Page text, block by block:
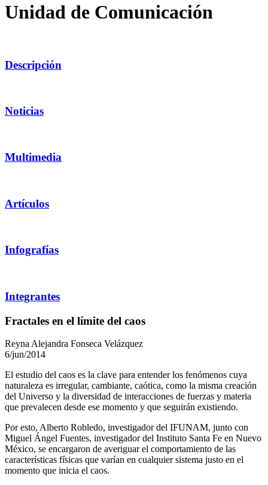
Unidad de Comunicación
Descripción
Noticias
Multimedia
Artículos
Infografías
Integrantes
Fractales en el límite del caos
Reyna Alejandra Fonseca Velázquez
6/jun/2014
El estudio del caos es la clave para entender los fenómenos cuya
naturaleza es irregular, cambiante, caótica, como la misma creación
del Universo y la diversidad de interacciones de fuerzas y materia
que prevalecen desde ese momento y que seguirán existiendo.
Por esto, Alberto Robledo, investigador del IFUNAM, junto con
Miguel Ángel Fuentes, investigador del Instituto Santa Fe en Nuevo
México, se encargaron de averiguar el comportamiento de las
características físicas que varían en cualquier sistema justo en el
momento que inicia el caos.